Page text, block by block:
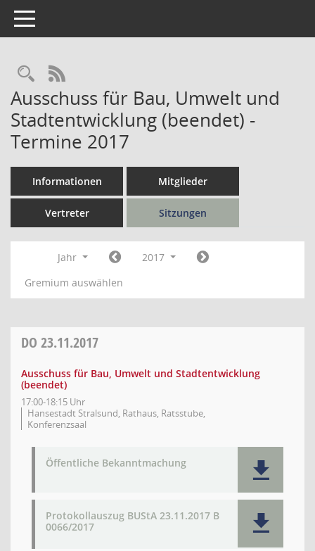
Toggle navigation
Rechercheauswahl
RSS-Feed
Ausschuss für Bau, Umwelt und
Stadtentwicklung (beendet) -
Termine 2017
Informationen Mitglieder
Vertreter Sitzungen
Jahr
2017
Gremium auswählen
DO 23.11.2017
Ausschuss für Bau, Umwelt und Stadtentwicklung
(beendet)
17:00-18:15 Uhr
Hansestadt Stralsund, Rathaus, Ratsstube,
Konferenzsaal
Öffentliche Bekanntmachung
Protokollauszug BUStA 23.11.2017 B
0066/2017